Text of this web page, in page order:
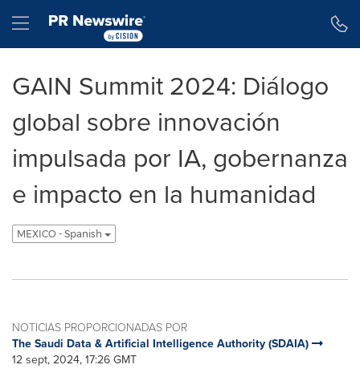
Hamburger menu
GAIN Summit 2024: Diálogo
global sobre innovación
impulsada por IA, gobernanza
e impacto en la humanidad
MEXICO - Spanish
NOTICIAS PROPORCIONADAS POR
The Saudi Data & Artificial Intelligence Authority (SDAIA)
12 sept, 2024, 17:26 GMT